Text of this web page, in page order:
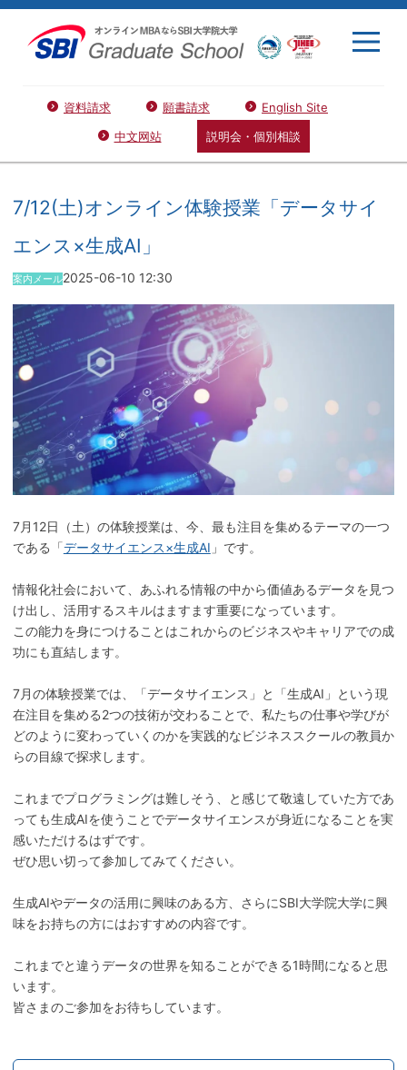
資料請求 願書請求
English Site
中文网站
説明会・個別相談
7/12(土)オンライン体験授業「データサイ
エンス×生成AI」
案内メール2025-06-10 12:30
7月12日（土）の体験授業は、今、最も注目を集めるテーマの一つ
である「データサイエンス×生成AI 」です。
情報化社会において、あふれる情報の中から価値あるデータを見つ
け出し、活用するスキルはますます重要になっています。
この能力を身につけることはこれからのビジネスやキャリアでの成
功にも直結します。
7月の体験授業では、「データサイエンス」と「生成AI」という現
在注目を集める2つの技術が交わることで、私たちの仕事や学びが
どのように変わっていくのかを実践的なビジネススクールの教員か
らの目線で探求します。
これまでプログラミングは難しそう、と感じて敬遠していた方であ
っても生成AIを使うことでデータサイエンスが身近になることを実
感いただけるはずです。
ぜひ思い切って参加してみてください。
生成AIやデータの活用に興味のある方、さらにSBI大学院大学に興
味をお持ちの方にはおすすめの内容です。
これまでと違うデータの世界を知ることができる1時間になると思
います。
皆さまのご参加をお待ちしています。